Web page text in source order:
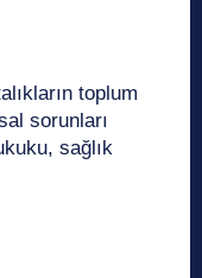
toplum
sorunları
sağlık